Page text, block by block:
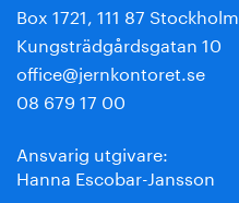
Box 1721, 111 87 Stockholm
Kungsträdgårdsgatan 10
office@jernkontoret.se
08 679 17 00
Ansvarig utgivare:
Hanna Escobar-Jansson